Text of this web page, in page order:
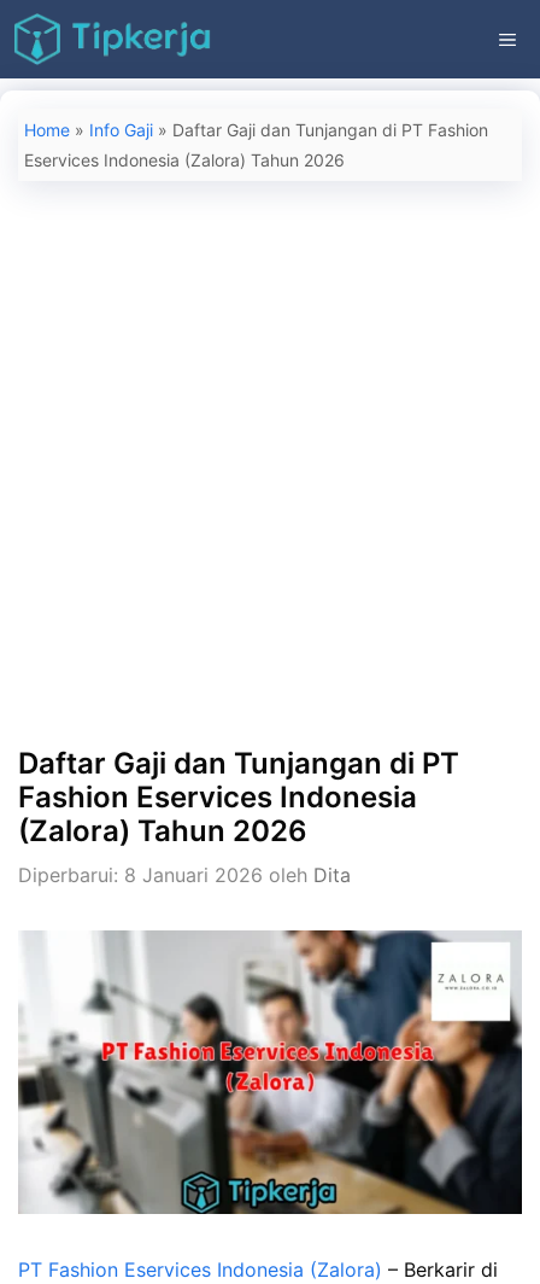
Langsung
ke
isi
Home » Info Gaji » Daftar Gaji dan Tunjangan di PT Fashion
Eservices Indonesia (Zalora) Tahun 2026
Daftar Gaji dan Tunjangan di PT
Fashion Eservices Indonesia
(Zalora) Tahun 2026
Diperbarui: 8 Januari 2026 oleh Dita
PT Fashion Eservices Indonesia (Zalora) – Berkarir di